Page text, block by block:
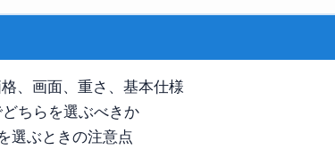
、画面、重さ、基本仕様
ちらを選ぶべきか
選ぶときの注意点